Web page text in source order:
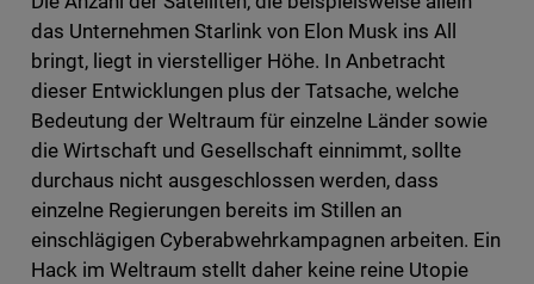
das Unternehmen Starlink von Elon Musk ins All
bringt, liegt in vierstelliger Höhe. In Anbetracht
dieser Entwicklungen plus der Tatsache, welche
Bedeutung der Weltraum für einzelne Länder sowie
die Wirtschaft und Gesellschaft einnimmt, sollte
durchaus nicht ausgeschlossen werden, dass
einzelne Regierungen bereits im Stillen an
einschlägigen Cyberabwehrkampagnen arbeiten. Ein
Hack im Weltraum stellt daher keine reine Utopie